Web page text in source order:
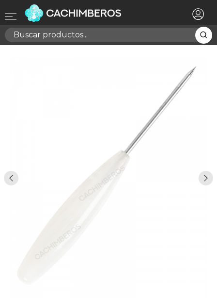
Registrarse ×
Necesitas hacer login para guardar productos en tu
Registrarse